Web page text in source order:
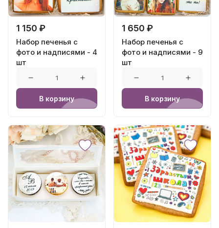
1 150 ₽
Набор печенья с
фото и надписями - 4
шт
В корзину
1 650 ₽
Набор печенья с
фото и надписями - 9
шт
В корзину